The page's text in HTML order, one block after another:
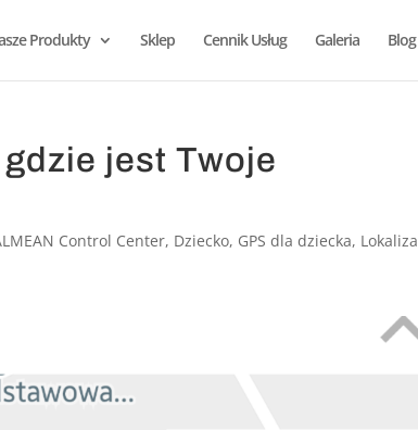
Produkty Sklep Cennik Usług Galeria Blog
jest Twoje
Control Center, Dziecko, GPS dla dziecka,